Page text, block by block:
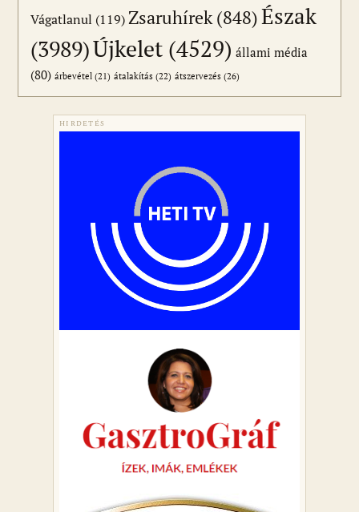
Vágatlanul (119)Zsaruhírek(848)Észak
(3989)Újkelet (4529) állami média
(80) árbevétel (21) átalakítás (22) átszervezés (26)
HIRDETÉS